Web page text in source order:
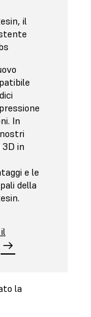
il
In
in
e le
della
la